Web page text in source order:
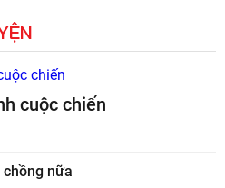
cuộc chiến
nữa